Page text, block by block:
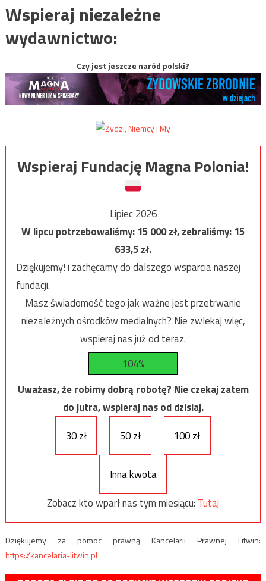
Wspieraj niezależne
wydawnictwo:
Czy jest jeszcze naród polski?
Wspieraj Fundację Magna Polonia!
Lipiec 2026
W lipcu potrzebowaliśmy:15 000zł, zebraliśmy:15
633,5zł.
Dziękujemy! i zachęcamy do dalszego wsparcia naszej
fundacji.
Masz świadomość tego jak ważne jest przetrwanie
niezależnych ośrodków medialnych? Nie zwlekaj więc,
wspieraj nas już od teraz.
104%
Uważasz, że robimy dobrą robotę? Nie czekaj zatem
do jutra, wspieraj nas od dzisiaj.
30 zł
50 zł 100 zł
Inna kwota
Zobacz kto wparł nas tym miesiącu: Tutaj
Dziękujemy za pomoc prawną Kancelarii Prawnej Litwin:
https://kancelaria-litwin.pl